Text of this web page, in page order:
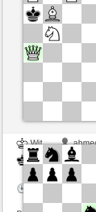
Speelduur: 6
Partij telt mee voor
Wit
Zwart
Speelduur: 6